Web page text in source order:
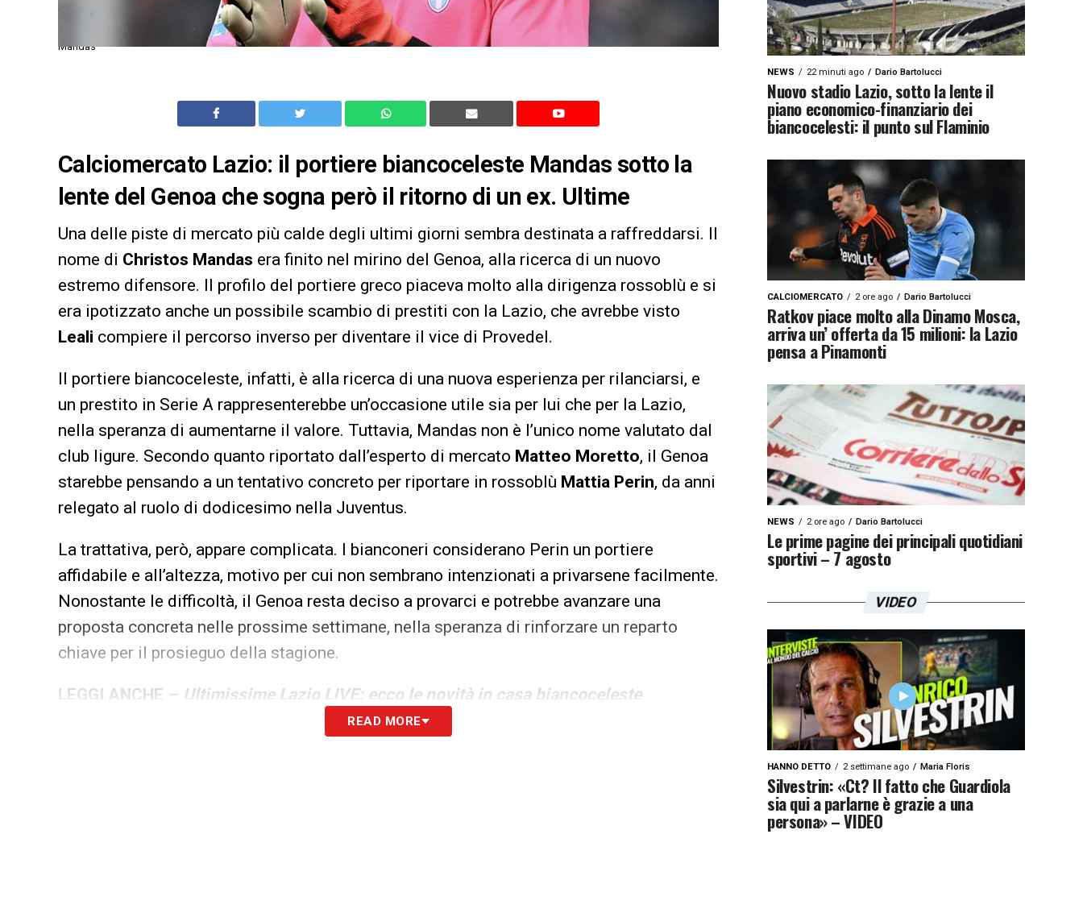
Mandas
Calciomercato Lazio: il portiere biancoceleste Mandas sotto la
lente del Genoa che sogna però il ritorno di un ex. Ultime
Una delle piste di mercato più calde degli ultimi giorni sembra destinata a raffreddarsi. Il
nome di Christos Mandas era finito nel mirino del Genoa, alla ricerca di un nuovo
estremo difensore. Il profilo del portiere greco piaceva molto alla dirigenza rossoblù e si
era ipotizzato anche un possibile scambio di prestiti con la Lazio, che avrebbe visto
Leali compiere il percorso inverso per diventare il vice di Provedel.
Il portiere biancoceleste, infatti, è alla ricerca di una nuova esperienza per rilanciarsi, e
un prestito in Serie A rappresenterebbe un’occasione utile sia per lui che per la Lazio,
nella speranza di aumentarne il valore. Tuttavia, Mandas non è l’unico nome valutato dal
club ligure. Secondo quanto riportato dall’esperto di mercato Matteo Moretto, il Genoa
starebbe pensando a un tentativo concreto per riportare in rossoblù Mattia Perin, da anni
relegato al ruolo di dodicesimo nella Juventus.
La trattativa, però, appare complicata. I bianconeri considerano Perin un portiere
affidabile e all’altezza, motivo per cui non sembrano intenzionati a privarsene facilmente.
Nonostante le difficoltà, il Genoa resta deciso a provarci e potrebbe avanzare una
proposta concreta nelle prossime settimane, nella speranza di rinforzare un reparto
chiave per il prosieguo della stagione.
LEGGI ANCHE – Ultimissime Lazio LIVE: ecco le novità in casa biancoceleste
READ MORE
NEWS 22 minuti ago Dario Bartolucci
Nuovo stadio Lazio, sotto la lente il
piano economico-finanziario dei
biancocelesti: il punto sul Flaminio
CALCIOMERCATO 2 ore ago Dario Bartolucci
Ratkov piace molto alla Dinamo Mosca,
arriva un’ offerta da 15 milioni: la Lazio
pensa a Pinamonti
NEWS 2 ore ago Dario Bartolucci
Le prime pagine dei principali quotidiani
sportivi – 7 agosto
VIDEO
HANNO DETTO 2 settimane ago Maria Floris
Silvestrin: «Ct? Il fatto che Guardiola
sia qui a parlarne è grazie a una
persona» – VIDEO